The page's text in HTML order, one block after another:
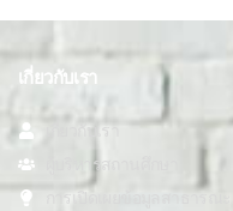
เกี่ยวกับเรา
เกี่ยวกับเรา
ผู้บริหารสถานศึกษา
การเปิดเผยข้อมูลสาธารณะ